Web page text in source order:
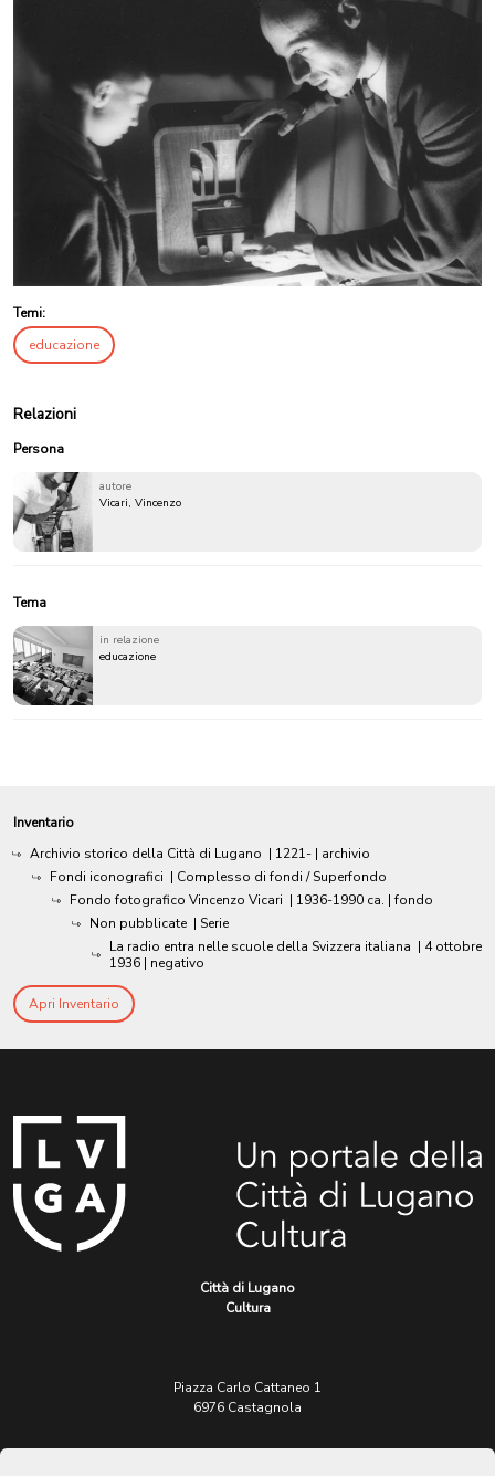
Temi:
educazione
Relazioni
Persona
autore
Vicari, Vincenzo
Tema
in relazione
educazione
Inventario
Archivio storico della Città di Lugano | 1221- | archivio
Fondi iconografici | Complesso di fondi / Superfondo
Fondo fotografico Vincenzo Vicari | 1936-1990 ca. | fondo
Non pubblicate | Serie
La radio entra nelle scuole della Svizzera italiana | 4 ottobre
1936 | negativo
Apri Inventario
Città di Lugano
Cultura
Piazza Carlo Cattaneo 1
6976 Castagnola